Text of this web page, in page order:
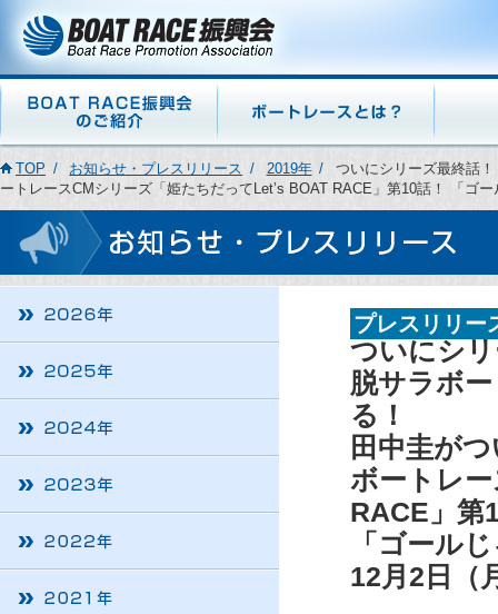
TOP お知らせ・プレスリリース 2019年
ついにシリーズ最終話
ートレースCMシリーズ「姫たちだってLet’s BOAT RACE」第10話！ 「ゴ
プレスリリー
ついにシ
脱サラボ
る！
田中圭が
ボートレ
RACE」第
「ゴール
12月2日（